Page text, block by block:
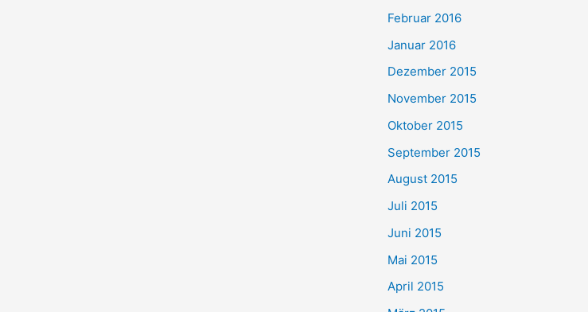
Februar 2016
Januar 2016
Dezember 2015
November 2015
Oktober 2015
September 2015
August 2015
Juli 2015
Juni 2015
Mai 2015
April 2015